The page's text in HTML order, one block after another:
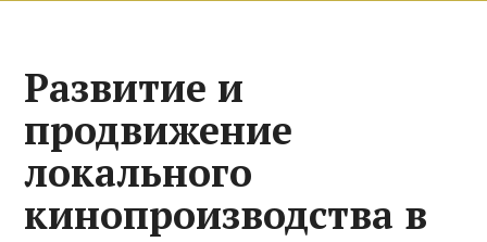
Развитие и
продвижение
локального
кинопроизводства в